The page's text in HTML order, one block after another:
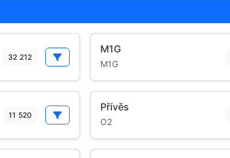
32 212
M1G
M1G
11 520
Přívěs
O2